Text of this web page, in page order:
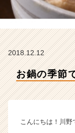
2018.12.12
お鍋の季節
こんにちは！川野